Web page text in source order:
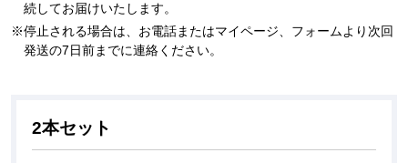
続してお届けいたします。
停止される場合は、お電話またはマイページ、フォームより次回
発送の7日前までに連絡ください。
2本セット